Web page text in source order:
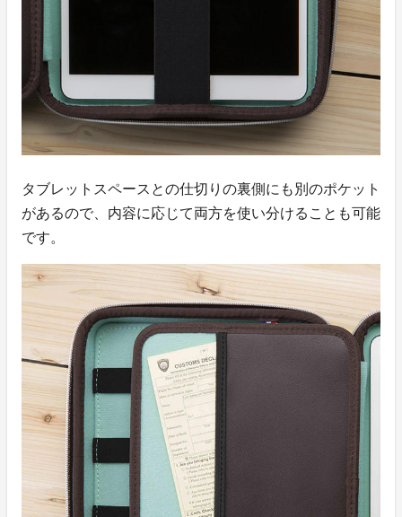
タブレットスペースとの仕切りの裏側にも別のポケット
があるので、内容に応じて両方を使い分けることも可能
です。